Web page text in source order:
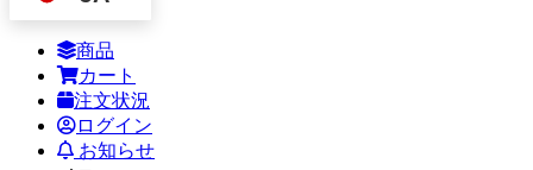
商品
カート
注文状況
ログイン
お知らせ